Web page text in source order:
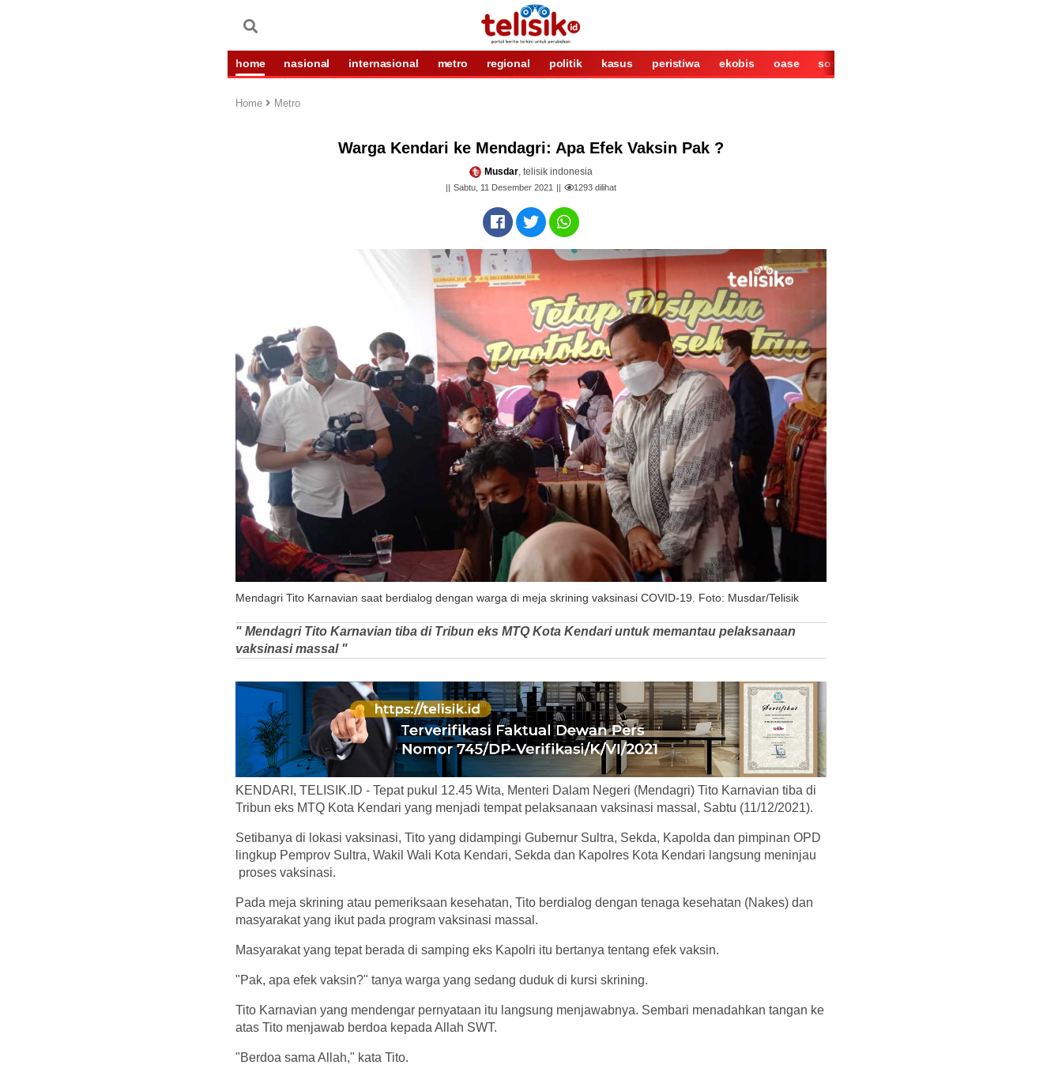
home nasional internasional metro regional politik kasus peristiwa ekobis oase sosok
Home Metro
Warga Kendari ke Mendagri: Apa Efek Vaksin Pak ?
Musdar, telisik indonesia
Sabtu, 11 Desember 2021 1293 dilihat
Mendagri Tito Karnavian saat berdialog dengan warga di meja skrining vaksinasi COVID-19. Foto: Musdar/Telisik
" Mendagri Tito Karnavian tiba di Tribun eks MTQ Kota Kendari untuk memantau pelaksanaan
vaksinasi massal "
KENDARI, TELISIK.ID - Tepat pukul 12.45 Wita, Menteri Dalam Negeri (Mendagri) Tito Karnavian tiba di
Tribun eks MTQ Kota Kendari yang menjadi tempat pelaksanaan vaksinasi massal, Sabtu (11/12/2021).
Setibanya di lokasi vaksinasi, Tito yang didampingi Gubernur Sultra, Sekda, Kapolda dan pimpinan OPD
lingkup Pemprov Sultra, Wakil Wali Kota Kendari, Sekda dan Kapolres Kota Kendari langsung meninjau
proses vaksinasi.
Pada meja skrining atau pemeriksaan kesehatan, Tito berdialog dengan tenaga kesehatan (Nakes) dan
masyarakat yang ikut pada program vaksinasi massal.
Masyarakat yang tepat berada di samping eks Kapolri itu bertanya tentang efek vaksin.
"Pak, apa efek vaksin?" tanya warga yang sedang duduk di kursi skrining.
Tito Karnavian yang mendengar pernyataan itu langsung menjawabnya. Sembari menadahkan tangan ke
atas Tito menjawab berdoa kepada Allah SWT.
"Berdoa sama Allah," kata Tito.